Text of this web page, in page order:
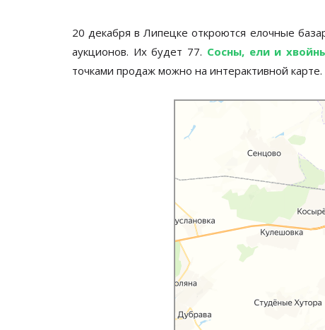
20 декабря в Липецке откроются елочные
аукционов. Их будет 77. Сосны, ели и
точками продаж можно на интерактивной карте.
Яндекс.Карты — транспорт,